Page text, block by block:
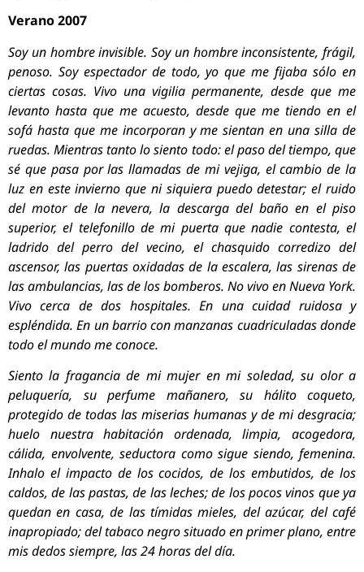
Verano 2007
Soy un hombre invisible. Soy un hombre inconsistente, frágil,
penoso. Soy espectador de todo, yo que me fijaba sólo en
ciertas cosas. Vivo una vigilia permanente, desde que me
levanto hasta que me acuesto, desde que me tiendo en el
sofá hasta que me incorporan y me sientan en una silla de
ruedas. Mientras tanto lo siento todo: el paso del tiempo, que
sé que pasa por las llamadas de mi vejiga, el cambio de la
luz en este invierno que ni siquiera puedo detestar; el ruido
del motor de la nevera, la descarga del baño en el piso
superior, el telefonillo de mi puerta que nadie contesta, el
ladrido del perro del vecino, el chasquido corredizo del
ascensor, las puertas oxidadas de la escalera, las sirenas de
las ambulancias, las de los bomberos. No vivo en Nueva York.
Vivo cerca de dos hospitales. En una cuidad ruidosa y
espléndida. En un barrio con manzanas cuadriculadas donde
todo el mundo me conoce.
Siento la fragancia de mi mujer en mi soledad, su olor a
peluquería, su perfume mañanero, su hálito coqueto,
protegido de todas las miserias humanas y de mi desgracia;
huelo nuestra habitación ordenada, limpia, acogedora,
cálida, envolvente, seductora como sigue siendo, femenina.
Inhalo el impacto de los cocidos, de los embutidos, de los
caldos, de las pastas, de las leches; de los pocos vinos que ya
quedan en casa, de las tímidas mieles, del azúcar, del café
inapropiado; del tabaco negro situado en primer plano, entre
mis dedos siempre, las 24 horas del día.